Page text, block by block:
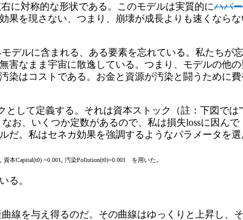
に対称的な形状である。このモデルは実質的にハバ
を現さない、つまり、崩壊が成長よりも速くなら
デルに含まれる、ある要素を忘れている。私たちが
害なまま宇宙に散逸している。つまり、モデルの他
染はコストである。お金と資源が汚染と闘うために
して定義する。それは資本ストック（註：下図で
お、いくつか定数があるので、私は損失lossに因ん
。私はセネカ効果を強調するようなパラメータを
本Capital(t0) =0.001, 汚染Pollution(t0)=0.001 を用いた。
る。
線を与え得るのだ。その曲線はゆっくりと上昇し、